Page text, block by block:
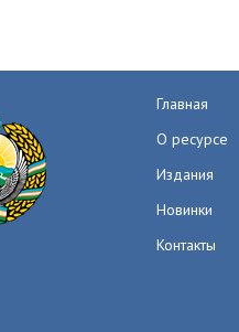
Главная
О ресурсе
Издания
Новинки
Контакты